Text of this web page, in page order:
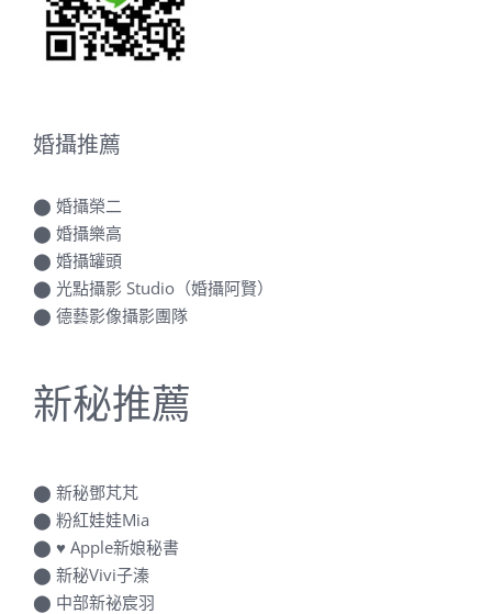
婚攝推薦
⬤ 婚攝榮二
⬤ 婚攝樂高
⬤ 婚攝罐頭
⬤ 光點攝影 Studio（婚攝阿賢）
⬤ 德藝影像攝影團隊
新秘推薦
⬤ 新秘鄧芃芃
⬤ 粉紅娃娃Mia
⬤ ♥ Apple新娘秘書
⬤ 新秘Vivi子溱
⬤ 中部新祕宸羽